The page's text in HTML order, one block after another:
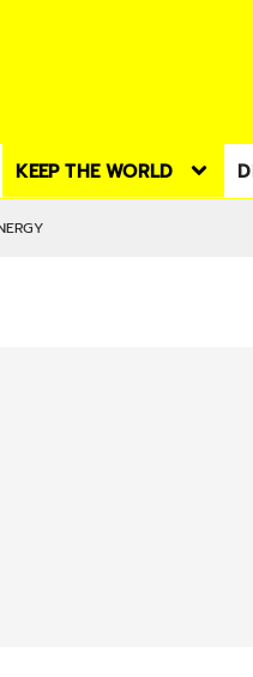
KEEP THE WORLD